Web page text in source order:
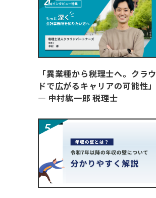
「異業種から税理士へ。クラウ
ドで広がるキャリアの可能性」
― 中村紘一郎 税理士